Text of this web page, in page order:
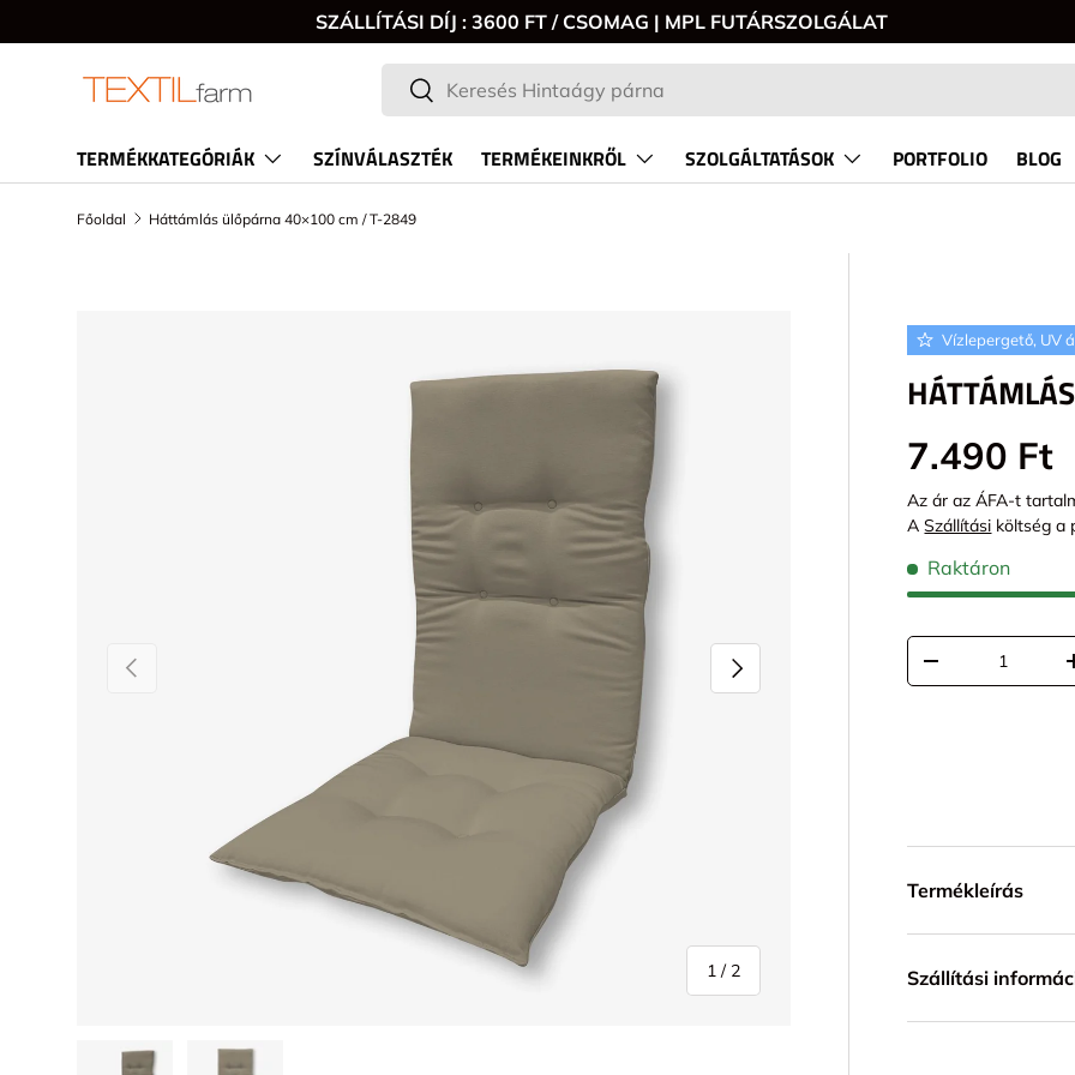
SZÁLLÍTÁSI DÍJ : 3600 FT / CSOMAG | MPL FUTÁRSZOLGÁLAT
Keresés
Keresés
TERMÉKKATEGÓRIÁK SZÍNVÁLASZTÉK TERMÉKEINKRŐL SZOLGÁLTATÁSOK PORTFOLIO BLOG
Főoldal Háttámlás ülőpárna 40×100 cm / T-2849
VISSZA
1 / 2
KÖVETKEZŐ
Vízlepergető, UV
Alap ár
7.490 Ft
Az ár az ÁFA-t
ASzállítási költség a
Raktáron
Mennyiség
TRANSLATION
Termékleírás
Szállítási